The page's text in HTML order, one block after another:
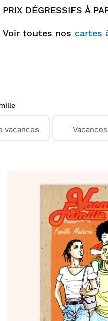
PRIX DÉGRESSIFS À
Voir toutes nos cartes
vacances Vacances